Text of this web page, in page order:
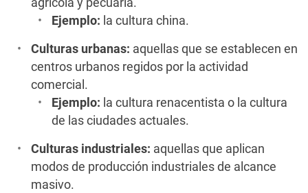
agrícola y pecuaria.
Ejemplo: la cultura china.
Culturas urbanas: aquellas que se establecen en
centros urbanos regidos por la actividad
comercial.
Ejemplo: la cultura renacentista o la cultura
de las ciudades actuales.
Culturas industriales: aquellas que aplican
modos de producción industriales de alcance
masivo.